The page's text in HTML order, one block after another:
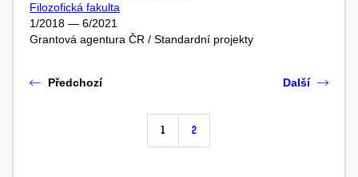
Filozofická fakulta
1/2018 — 6/2021
Grantová agentura ČR / Standardní projekty
Předchozí
1 2
Další